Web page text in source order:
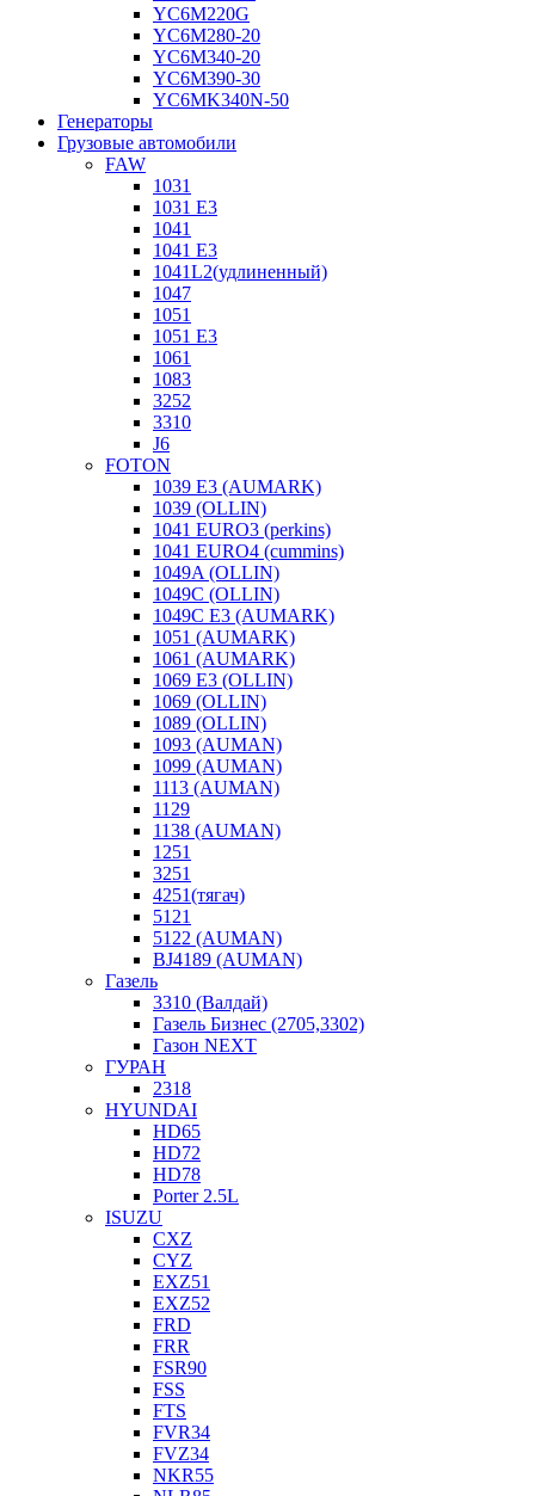
YC6M220G
YC6M280-20
YC6M340-20
YC6M390-30
YC6MK340N-50
Генераторы
Грузовые автомобили
FAW
1031
1031 E3
1041
1041 E3
1041L2(удлиненный)
1047
1051
1051 E3
1061
1083
3252
3310
J6
FOTON
1039 E3 (AUMARK)
1039 (OLLIN)
1041 EURO3 (perkins)
1041 EURO4 (cummins)
1049A (OLLIN)
1049C (OLLIN)
1049С E3 (AUMARK)
1051 (AUMARK)
1061 (AUMARK)
1069 E3 (OLLIN)
1069 (OLLIN)
1089 (OLLIN)
1093 (AUMAN)
1099 (AUMAN)
1113 (AUMAN)
1129
1138 (AUMAN)
1251
3251
4251(тягач)
5121
5122 (AUMAN)
BJ4189 (AUMAN)
Газель
3310 (Валдай)
Газель Бизнес (2705,3302)
Газон NEXT
ГУРАН
2318
HYUNDAI
HD65
HD72
HD78
Porter 2.5L
ISUZU
CXZ
CYZ
EXZ51
EXZ52
FRD
FRR
FSR90
FSS
FTS
FVR34
FVZ34
NKR55